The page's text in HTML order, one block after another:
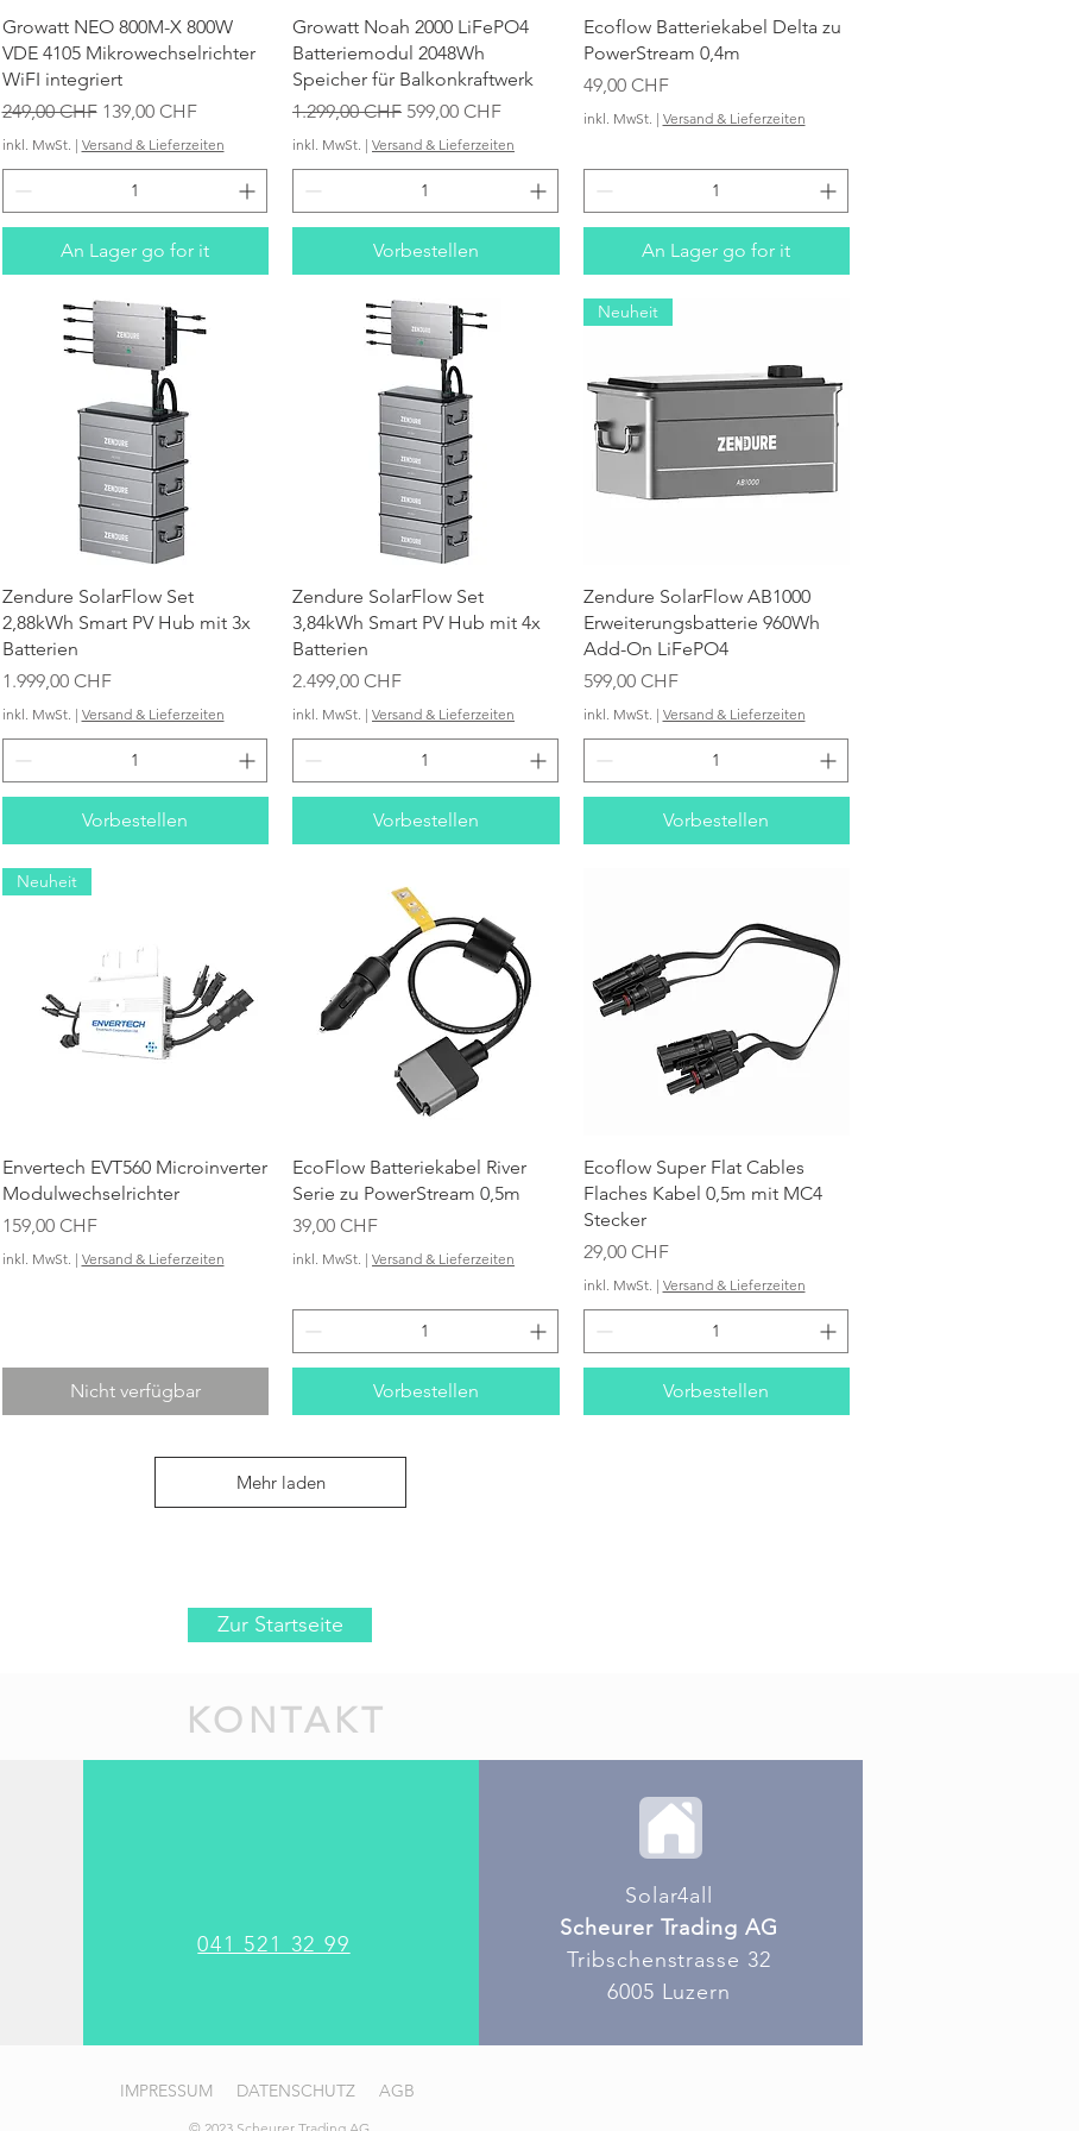
Schnellansicht
Growatt NEO 800M-X 800W
VDE 4105 Mikrowechselrichter
WiFI integriert
Standardpreis
249,00 CHF Sale-Preis
139,00 CHF
inkl. MwSt. | Versand & Lieferzeiten
An Lager go for it
Schnellansicht
Growatt Noah 2000 LiFePO4
Batteriemodul 2048Wh
Speicher für Balkonkraftwerk
Standardpreis
1.299,00 CHF Sale-Preis
599,00 CHF
inkl. MwSt. | Versand & Lieferzeiten
Vorbestellen
Schnellansicht
Ecoflow Batteriekabel Delta zu
PowerStream 0,4m
Preis
49,00 CHF
inkl. MwSt. | Versand & Lieferzeiten
An Lager go for it
Schnellansicht
Zendure SolarFlow Set
2,88kWh Smart PV Hub mit 3x
Batterien
Preis
1.999,00 CHF
inkl. MwSt. | Versand & Lieferzeiten
Vorbestellen
Schnellansicht
Zendure SolarFlow Set
3,84kWh Smart PV Hub mit 4x
Batterien
Preis
2.499,00 CHF
inkl. MwSt. | Versand & Lieferzeiten
Vorbestellen
Schnellansicht
Neuheit
Zendure SolarFlow AB1000
Erweiterungsbatterie 960Wh
Add-On LiFePO4
Preis
599,00 CHF
inkl. MwSt. | Versand & Lieferzeiten
Vorbestellen
Schnellansicht
Neuheit
Envertech EVT560 Microinverter
Modulwechselrichter
Preis
159,00 CHF
inkl. MwSt. | Versand & Lieferzeiten
Nicht verfügbar
Schnellansicht
EcoFlow Batteriekabel River
Serie zu PowerStream 0,5m
Preis
39,00 CHF
inkl. MwSt. | Versand & Lieferzeiten
Vorbestellen
Schnellansicht
Ecoflow Super Flat Cables
Flaches Kabel 0,5m mit MC4
Stecker
Preis
29,00 CHF
inkl. MwSt. | Versand & Lieferzeiten
Vorbestellen
Mehr laden
Zur Startseite
KONTAKT
041 521 32 99
Solar4all
Scheurer Trading AG
Tribschenstrasse 32
6005 Luzern
IMPRESSUM DATENSCHUTZ AGB